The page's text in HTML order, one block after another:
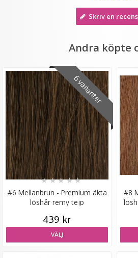
Syntetiskt löshår Gloriatråd
★★ ★
199 kr
Skriv en
Andra köpte
6 varianter
#6 Mellanbrun - Premium äkta
löshår remy tejp
★★★★★
439 kr
VÄLJ
#8